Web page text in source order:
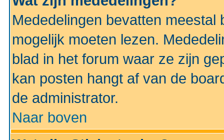
Mededelingen bevatten
mogelijk moeten lezen.
blad in het forum waar ze zijn
kan posten hangt af van de
de administrator.
Naar boven